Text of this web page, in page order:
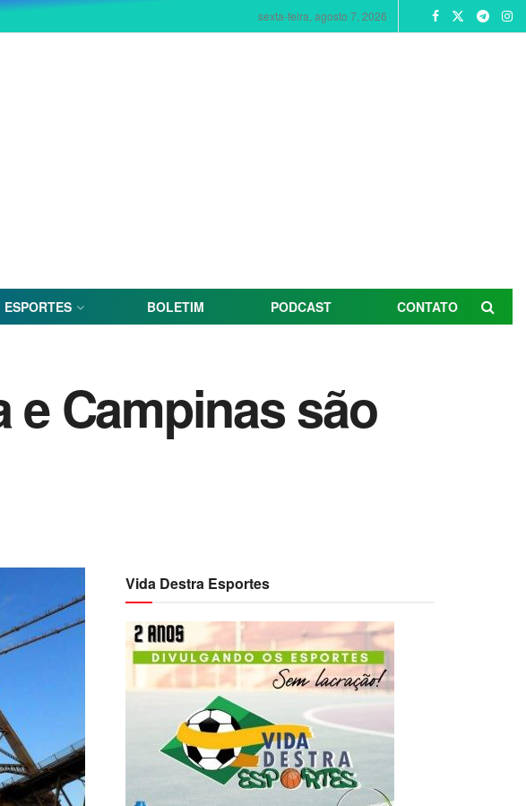
sexta-feira, agosto 7, 2026
ESPORTES BOLETIM PODCAST CONTATO
Campinas são
Vida Destra Esportes